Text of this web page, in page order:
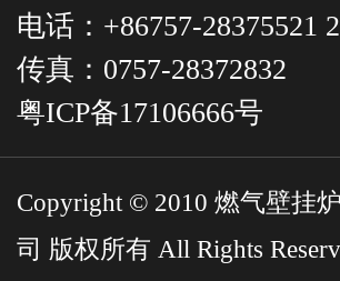
电话：+86757-28375521
传真：0757-28372832
粤ICP备17106666号
Copyright © 2010 燃气壁挂
司 版权所有 All Rights